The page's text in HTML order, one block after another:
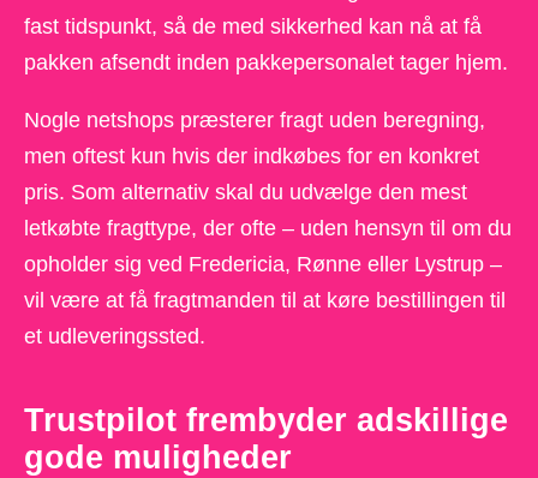
fast tidspunkt, så de med sikkerhed kan nå at få
pakken afsendt inden pakkepersonalet tager hjem.
Nogle netshops præsterer fragt uden beregning,
men oftest kun hvis der indkøbes for en konkret
pris. Som alternativ skal du udvælge den mest
letkøbte fragttype, der ofte – uden hensyn til om du
opholder sig ved Fredericia, Rønne eller Lystrup –
vil være at få fragtmanden til at køre bestillingen til
et udleveringssted.
Trustpilot frembyder adskillige
gode muligheder